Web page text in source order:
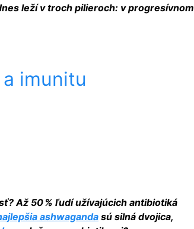
leží v troch pilieroch: v progresívnom
imunitu
Až 50 % ľudí užívajúcich antibiotiká
ashwaganda sú silná dvojica,